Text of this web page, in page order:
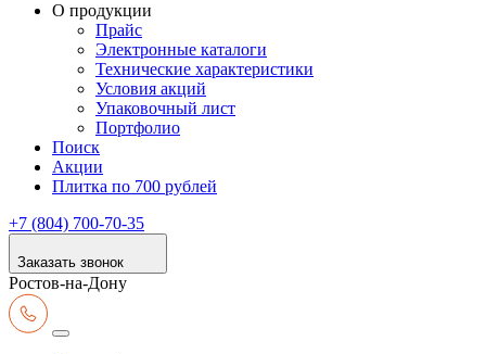
О продукции
Прайс
Электронные каталоги
Технические характеристики
Условия акций
Упаковочный лист
Портфолио
Поиск
Акции
Плитка по 700 рублей
+7 (804) 700-70-35
Заказать звонок
Ростов-на-Дону